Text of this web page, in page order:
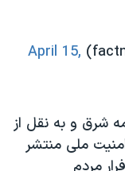
April 15,
شرق و به نقل از
ملی منتشر